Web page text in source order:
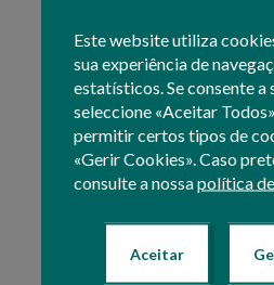
Este website utiliza
sua experiência de
estatísticos. Se consente a
seleccione «Aceitar
permitir certos tipos de
«Gerir Cookies». Caso
consulte a nossapolítica
Aceitar
No âmbito da republicação do
256/2009, de 24 de setembro,
Lei n.º 37/2013, de 13 de
pretendam integrar a “Lista de
Formação Regulamentada”
ou animal e MPB Vegetal e/ou
refere a legislação.
Poderá preencher o formulário e